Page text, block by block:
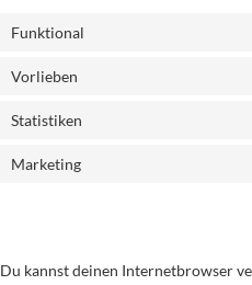
Funktional
Vorlieben
Statistiken
Marketing
Du kannst deinen Internetbrowser